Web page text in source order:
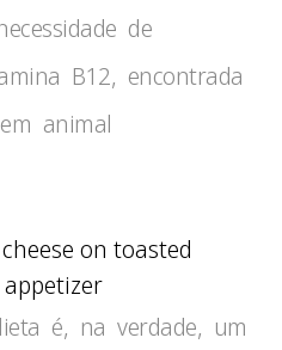
de
B12, encontrada
animal
on toasted
é, na verdade, um